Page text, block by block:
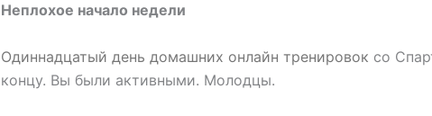
Неплохое начало недели
Одиннадцатый день домашних онлайн тренировок со
концу. Вы были активными. Молодцы.